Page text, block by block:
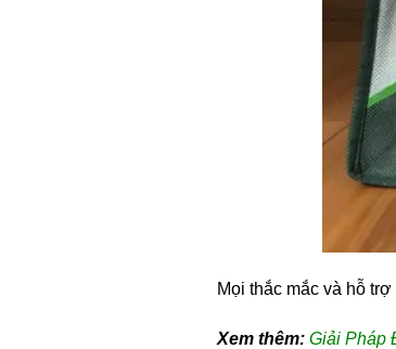
Mọi thắc mắc và hỗ
Xem thêm: Giải Pháp